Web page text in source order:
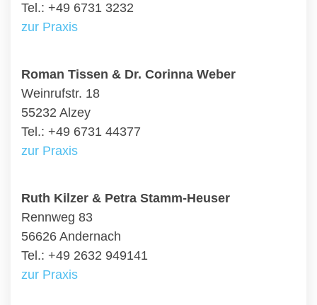
Tel.: +49 6731 3232
zur Praxis
Roman Tissen & Dr. Corinna Weber
Weinrufstr. 18
55232 Alzey
Tel.: +49 6731 44377
zur Praxis
Ruth Kilzer & Petra Stamm-Heuser
Rennweg 83
56626 Andernach
Tel.: +49 2632 949141
zur Praxis